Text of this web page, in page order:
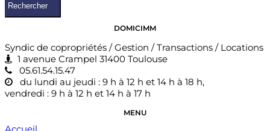
Rechercher
DOMICIMM
Syndic de copropriétés / Gestion / Transactions / Locations
1 avenue Crampel 31400 Toulouse
05.61.54.15.47
du lundi au jeudi : 9 h à 12 h et 14 h à 18 h,
vendredi : 9 h à 12 h et 14 h à 17 h
MENU